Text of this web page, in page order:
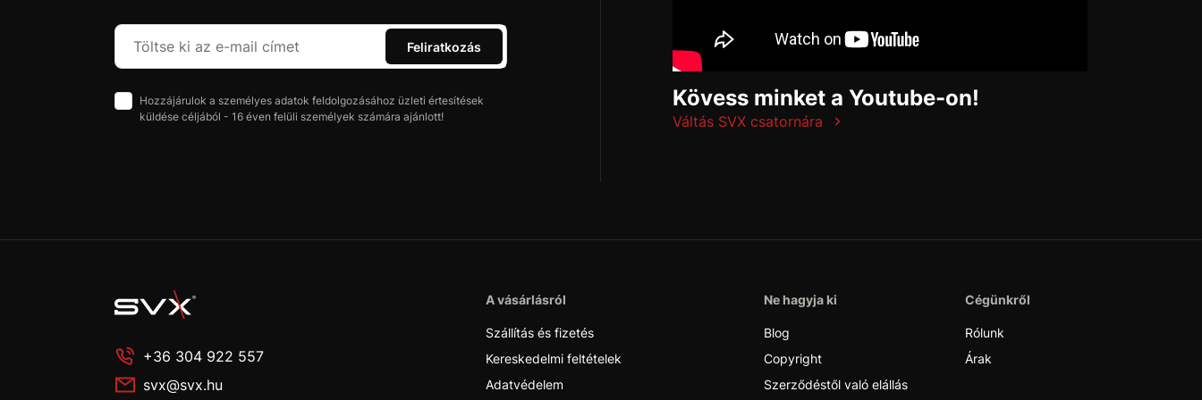
Feliratkozás
Hozzájárulok a személyes adatok feldolgozásához üzleti értesítések
küldése céljából - 16 éven felüli személyek számára ajánlott!
Kövess minket a Youtube-on!
Váltás SVX csatornára
+36 304 922 557
svx@svx.hu
A vásárlásról
Szállítás és fizetés
Kereskedelmi feltételek
Adatvédelem
Ne hagyja ki
Blog
Copyright
Szerződéstől való elállás
Cégünkről
Rólunk
Árak